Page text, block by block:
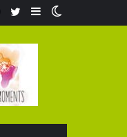
Barra
Twitter
Facebook